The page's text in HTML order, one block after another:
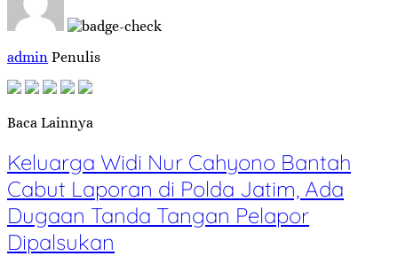
admin Penulis
Baca Lainnya
Keluarga Widi Nur Cahyono Bantah
Cabut Laporan di Polda Jatim, Ada
Dugaan Tanda Tangan Pelapor
Dipalsukan